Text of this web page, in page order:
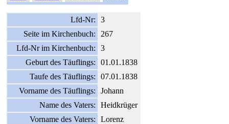
Lfd-Nr:
3
Seite im Kirchenbuch:
267
Lfd-Nr im Kirchenbuch:
3
Geburt des Täuflings:
01.01.1838
Taufe des Täuflings:
07.01.1838
Vorname des Täuflings:
Johann
Name des Vaters:
Heidkrüger
Vorname des Vaters:
Lorenz